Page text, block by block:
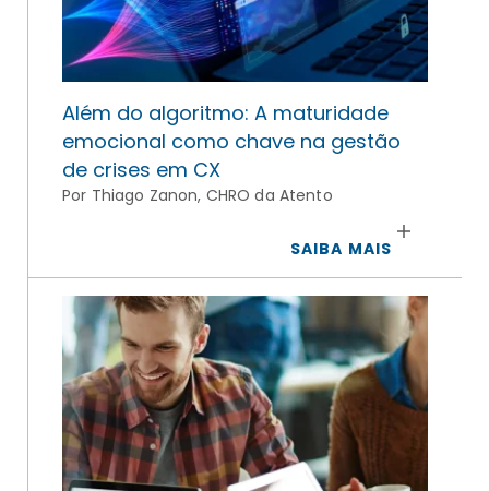
Além do algoritmo: A maturidade
emocional como chave na gestão
de crises em CX
Por Thiago Zanon, CHRO da Atento
SAIBA MAIS